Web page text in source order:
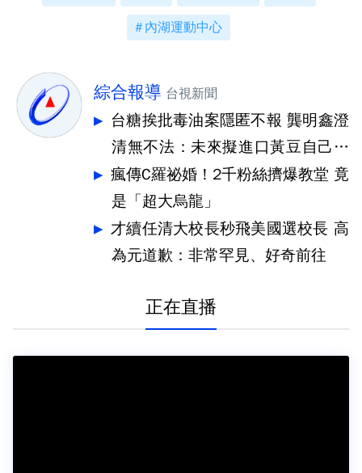
內湖運動中心
綜合報導 台視新聞
台糖挨批毒油案隱匿不報 龔明鑫澄
清無不法：未來擬進口黃豆自己煉
製
瘋傳C羅祕婚！2千粉絲擠爆教堂 竟
是「超大烏龍」
才續任清大校長秒飛美國選校長 高
為元道歉：非常罕見、好奇前往
正在直播